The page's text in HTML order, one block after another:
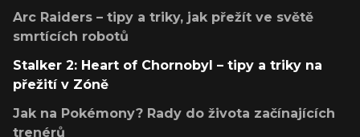
Arc Raiders – tipy a triky, jak přežít ve světě
smrtících robotů
Stalker 2: Heart of Chornobyl – tipy a triky na
přežití v Zóně
Jak na Pokémony? Rady do života začínajících
trenérů